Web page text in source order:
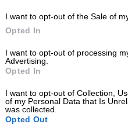
I want to opt-out of the Sale of
Opted In
I want to opt-out of processing
Advertising.
Opted In
I want to opt-out of Collection,
of my Personal Data that Is
was collected.
Opted Out
Med denna
India Pale
Hans
skum. På
fin
vacker